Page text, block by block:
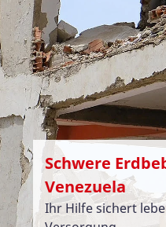
Schwere
Venezuela
Ihr Hilfe sichert